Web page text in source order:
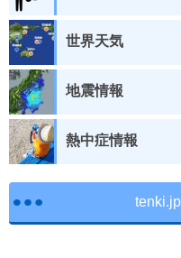
世界天気
地震情報
熱中症情報